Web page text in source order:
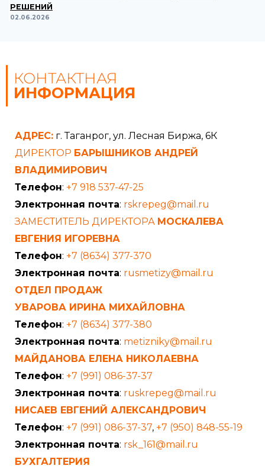
РЕШЕНИЙ
02.06.2026
КОНТАКТНАЯ
ИНФОРМАЦИЯ
АДРЕС: г. Таганрог, ул. Лесная Биржа, 6К
ДИРЕКТОР БАРЫШНИКОВ АНДРЕЙ
ВЛАДИМИРОВИЧ
Телефон: +7 918 537-47-25
Электронная почта: rskrepeg@mail.ru
ЗАМЕСТИТЕЛЬ ДИРЕКТОРА МОСКАЛЕВА
ЕВГЕНИЯ ИГОРЕВНА
Телефон: +7 (8634) 377-370
Электронная почта: rusmetizy@mail.ru
ОТДЕЛ ПРОДАЖ
УВАРОВА ИРИНА МИХАЙЛОВНА
Телефон: +7 (8634) 377-380
Электронная почта: metizniky@mail.ru
МАЙДАНОВА ЕЛЕНА НИКОЛАЕВНА
Телефон: +7 (991) 086-37-37
Электронная почта: ruskrepeg@mail.ru
НИСАЕВ ЕВГЕНИЙ АЛЕКСАНДРОВИЧ
Телефон: +7 (991) 086-37-37, +7 (950) 848-55-19
Электронная почта: rsk_161@mail.ru
БУХГАЛТЕРИЯ